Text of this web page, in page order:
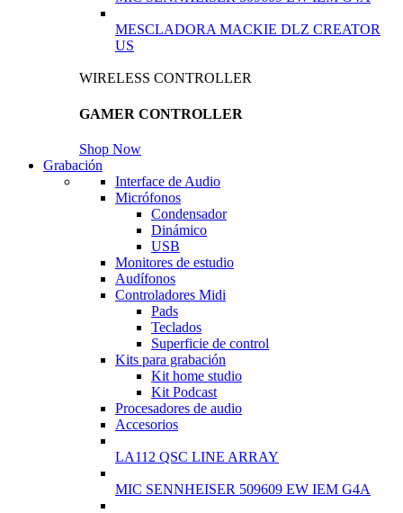
MESCLADORA MACKIE DLZ CREATOR
US
WIRELESS CONTROLLER
GAMER CONTROLLER
Shop Now
Grabación
Interface de Audio
Micrófonos
Condensador
Dinámico
USB
Monitores de estudio
Audífonos
Controladores Midi
Pads
Teclados
Superficie de control
Kits para grabación
Kit home studio
Kit Podcast
Procesadores de audio
Accesorios
LA112 QSC LINE ARRAY
MIC SENNHEISER 509609 EW IEM G4A